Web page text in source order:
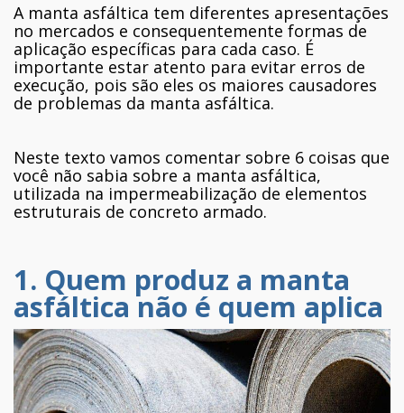
A manta asfáltica tem diferentes apresentações
no mercados e consequentemente formas de
aplicação específicas para cada caso. É
importante estar atento para evitar erros de
execução, pois são eles os maiores causadores
de problemas da manta asfáltica.
Neste texto vamos comentar sobre 6 coisas que
você não sabia sobre a manta asfáltica,
utilizada na impermeabilização de elementos
estruturais de concreto armado.
1. Quem produz a manta
asfáltica não é quem aplica